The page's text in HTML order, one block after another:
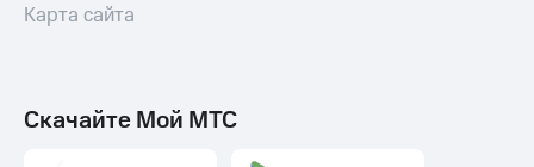
Карта сайта
Скачайте Мой МТС